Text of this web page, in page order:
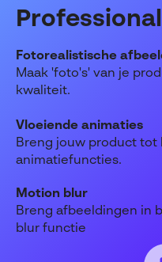
Professional
Fotorealistische
Maak 'foto's' van je
kwaliteit.
Vloeiende animaties
Breng jouw product
animatiefuncties.
Motion blur
Breng afbeeldingen in
blur functie